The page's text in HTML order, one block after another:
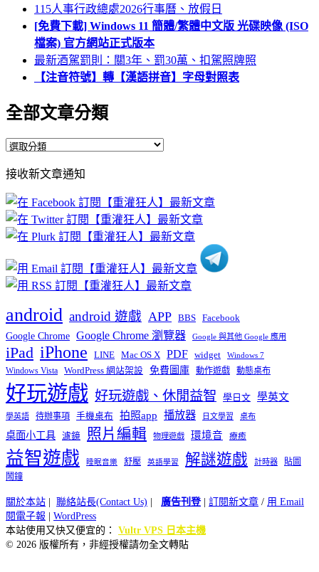
115人事行政總處2026行事曆、放假日
[免費下載] Windows 11 簡體/繁體中文版 光碟映像 (ISO
檔案) 官方網站正式版本
最新酒駕罰則：關3年、罰30萬、扣駕照牌照
【注音符號】轉【漢語拼音】字母對照表
全部文章分類
全
文
章
分
類
接收新文章通知
android android 遊戲 APP BBS Facebook
Google Chrome Google Chrome 瀏覽器 Google 與其他 Google 應用
iPad iPhone LINE Mac OS X PDF widget Windows 7
Windows Vista WordPress 網站架設 免費圖庫 動作遊戲 動態桌布
好玩遊戲 好玩遊戲、休閒益智 學日文 學英文
學英語 待辦事項 手機桌布 拍照app 播放器 日文學習 桌布
桌面小工具 濾鏡 照片編輯 物理遊戲 環境音 療癒
益智遊戲 睡眠音樂 舒壓 英語學習 解謎遊戲 計時器
貼圖
鬧鐘
關於本站 聯絡站長(Contact Us) 廣告刊登| 訂閱新文章 / 用 Email
閱電子報
WordPress
本站使用又快又便宜的： Vultr VPS 日本主機
© 2026 版權所有，非經授權請勿全文轉貼